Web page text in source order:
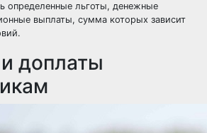
определенные льготы, денежные
выплаты, сумма которых зависит
доплаты